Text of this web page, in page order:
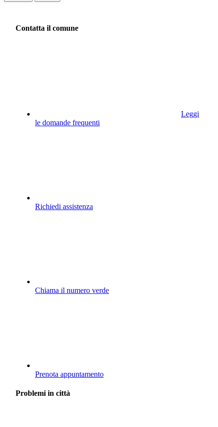
Contatta il comune
Leggi
le domande frequenti
Richiedi assistenza
Chiama il numero verde
Prenota appuntamento
Problemi in città